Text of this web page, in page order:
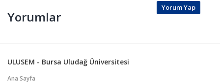
Yorumlar
Yorum Yap
ULUSEM - Bursa Uludağ Üniversitesi
Ana Sayfa